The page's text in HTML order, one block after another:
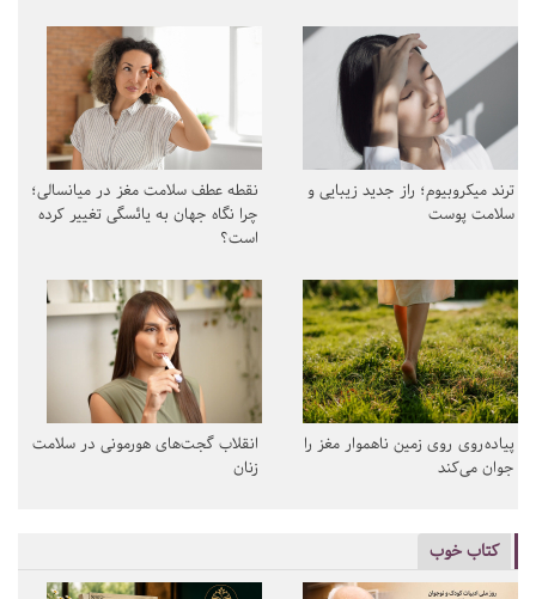
ترند میکروبیوم؛ راز جدید زیبایی و
سلامت پوست
نقطه عطف سلامت مغز در میانسالی؛
چرا نگاه جهان به یائسگی تغییر کرده
است؟
پیاده‌روی روی زمین ناهموار مغز را
جوان می‌کند
انقلاب گجت‌های هورمونی در سلامت
زنان
کتاب خوب